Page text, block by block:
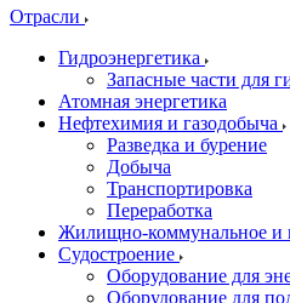
Отрасли
Гидроэнергетика
Запасные части для
Атомная энергетика
Нефтехимия и газодобыча
Разведка и бурение
Добыча
Транспортировка
Переработка
Жилищно-коммунальное и
Судостроение
Оборудование для
Оборудование для